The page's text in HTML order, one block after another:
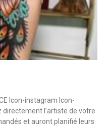
Icon-instagram Icon-
l’artiste de votre
et auront planifié leurs